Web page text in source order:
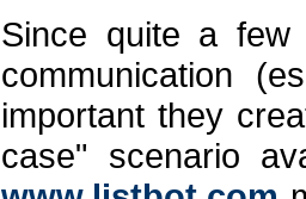
Since quite a few
communication
important they
case" scenario